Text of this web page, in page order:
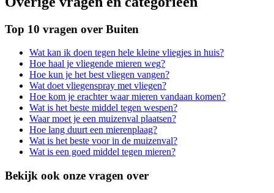
Top 10 vragen over Buiten
Wat kan ik doen tegen hele kleine vliegjes in huis?
Hoe haal je vliegende mieren weg?
Hoe kun je het best vliegen vangen?
Wat doet vliegenspray met vliegen?
Hoe kom je erachter waar mieren vandaan komen?
Wat is het beste middel tegen wespen?
Waar moet je een muizenval plaatsen?
Hoe lang duurt een mierenplaag?
Wat is het beste voor in de muizenval?
Wat is een goed middel tegen mieren?
Bekijk ook onze vragen over